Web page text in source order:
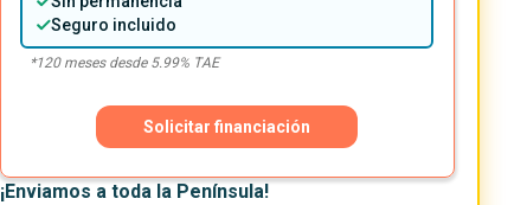
Seguro incluido
*120meses desde 5.99% TAE
Solicitar financiación
¡Enviamos a toda la Península!